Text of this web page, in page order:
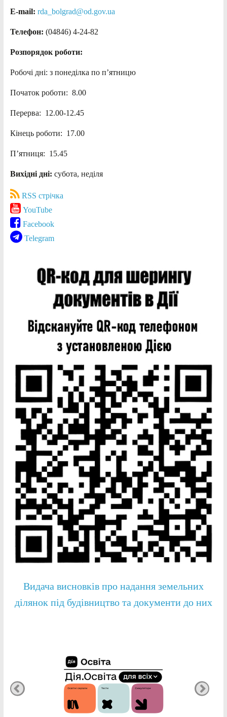
E-mail: rda_bolgrad@od.gov.ua
Телефон: (04846) 4-24-82
Розпорядок роботи:
Робочі дні: з понеділка по п’ятницю
Початок роботи: 8.00
Перерва: 12.00-12.45
Кінець роботи: 17.00
П’ятниця: 15.45
Вихідні дні: субота, неділя
RSS стрічка
YouTube
Facebook
Telegram
Видача висновків про надання земельних
ділянок під будівництво та документи до них